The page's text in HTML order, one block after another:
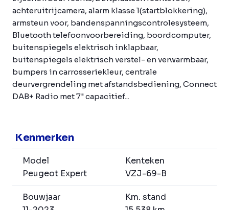
achteruitrijcamera, alarm klasse 1(startblokkering),
armsteun voor, bandenspanningscontrolesysteem,
Bluetooth telefoonvoorbereiding, boordcomputer,
buitenspiegels elektrisch inklapbaar,
buitenspiegels elektrisch verstel- en verwarmbaar,
bumpers in carrosseriekleur, centrale
deurvergrendeling met afstandsbediening, Connect
DAB+ Radio met 7" capacitief...
Kenmerken
Model
Peugeot Expert
Kenteken
VZJ-69-B
Bouwjaar
Km. stand